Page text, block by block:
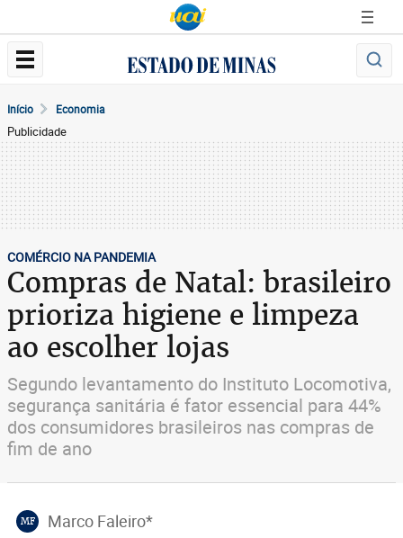
Início Economia
Publicidade
COMÉRCIO NA PANDEMIA
Compras de Natal: brasileiro
prioriza higiene e limpeza
ao escolher lojas
Segundo levantamento do Instituto Locomotiva,
segurança sanitária é fator essencial para 44%
dos consumidores brasileiros nas compras de
fim de ano
MF Marco Faleiro*